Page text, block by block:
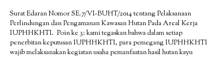
Surat Edaran Nomor SE.7/VI-BUHT/2014 tentang Pelaksanaan
Perlindungan dan Pengamanan Kawasan Hutan Pada Areal Kerja
IUPHHKHTI. Poin ke 3: kami tegaskan bahwa dalam setiap
penerbitan keputusan IUPHHKHTI, para pemegang IUPHHKHTI
wajib melaksanakan kegiatan usaha pemanfaatan hasil hutan kayu